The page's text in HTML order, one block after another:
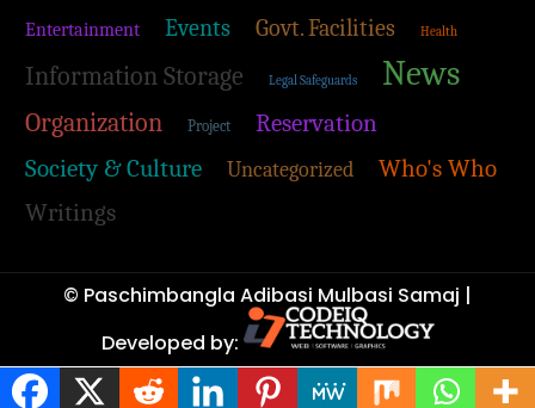
Entertainment Events Govt. Facilities Health
Information Storage Legal Safeguards News
Organization Project
Reservation
Society & Culture
Uncategorized
Who's Who
Writings
© Paschimbangla Adibasi Mulbasi Samaj |
Developed by: